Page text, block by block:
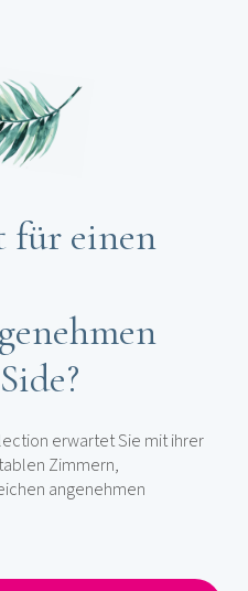
für einen
erwartet Sie mit ihrer
Zimmern,
angenehmen